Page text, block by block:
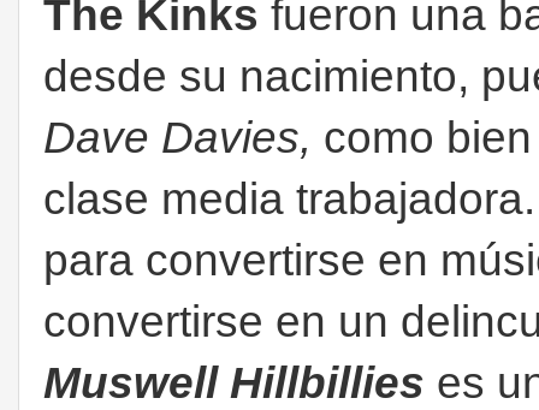
The Kinks fueron una
desde su nacimiento,
Dave Davies, como
clase media
para convertirse en
convertirse en un
Muswell Hillbillies es